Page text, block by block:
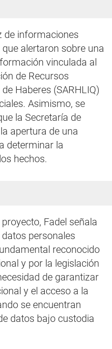
de informaciones
alertaron sobre una
vinculada al
de Recursos
Haberes (SARHLIQ)
Asimismo, se
la Secretaría de
apertura de una
determinar la
hechos.
Fadel señala
personales
reconocido
y por la legislación
de garantizar
y el acceso a la
se encuentran
datos bajo custodia